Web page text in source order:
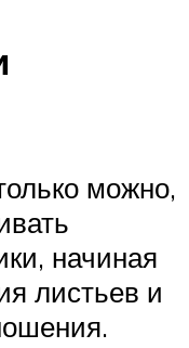
можно,
начиная
листьев и